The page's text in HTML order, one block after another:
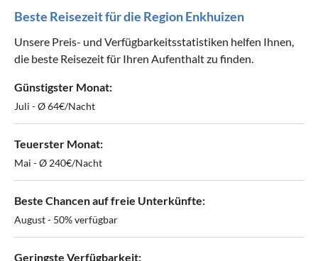
Beste Reisezeit für die Region Enkhuizen
Unsere Preis- und Verfügbarkeitsstatistiken helfen Ihnen,
die beste Reisezeit für Ihren Aufenthalt zu finden.
Günstigster Monat:
Juli - Ø 64€/Nacht
Teuerster Monat:
Mai - Ø 240€/Nacht
Beste Chancen auf freie Unterkünfte:
August - 50% verfügbar
Geringste Verfügbarkeit: